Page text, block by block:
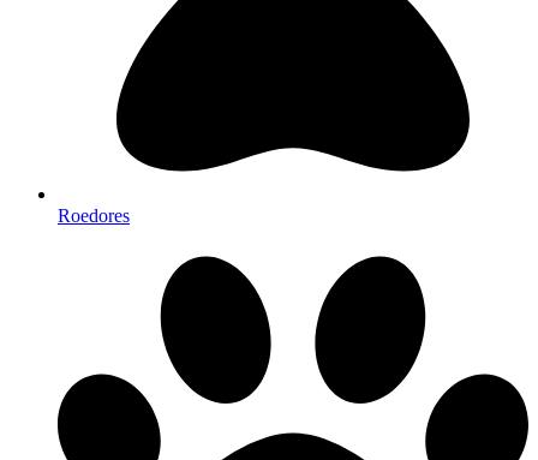
Roedores